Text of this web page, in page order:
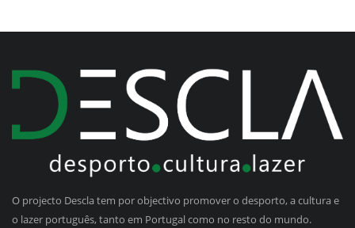
O projecto Descla tem por objectivo promover o desporto, a cultura e
o lazer português, tanto em Portugal como no resto do mundo.